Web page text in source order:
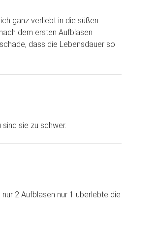
ganz verliebt in die süßen
dem ersten Aufblasen
dass die Lebensdauer so
sie zu schwer.
2 Aufblasen nur 1 überlebte die